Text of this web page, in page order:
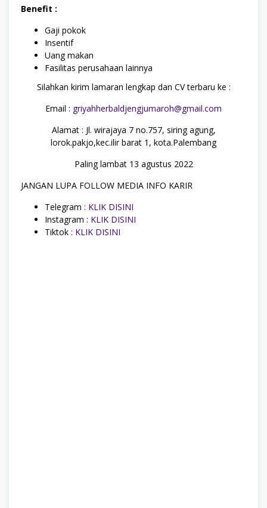
Benefit :
Gaji pokok
Insentif
Uang makan
Fasilitas perusahaan lainnya
Silahkan kirim lamaran lengkap dan CV terbaru ke :
Email : griyahherbaldjengjumaroh@gmail.com
Alamat : Jl. wirajaya 7 no.757, siring agung,
lorok.pakjo,kec.ilir barat 1, kota.Palembang
Paling lambat 13 agustus 2022
JANGAN LUPA FOLLOW MEDIA INFO KARIR
Telegram : KLIK DISINI
Instagram : KLIK DISINI
Tiktok : KLIK DISINI